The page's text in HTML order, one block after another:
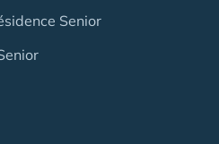
Senior